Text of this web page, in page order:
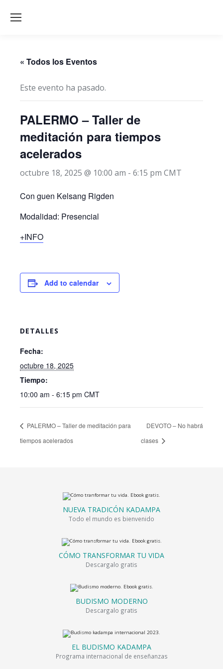
« Todos los Eventos
Este evento ha pasado.
PALERMO – Taller de
meditación para tiempos
acelerados
octubre 18, 2025 @ 10:00 am - 6:15 pm CMT
Con guen Kelsang Rigden
Modalidad: Presencial
+INFO
Add to calendar
DETALLES
Fecha:
octubre 18, 2025
Tiempo:
10:00 am - 6:15 pm CMT
PALERMO – Taller de meditación para
tiempos acelerados
DEVOTO – No habrá
clases
NUEVA TRADICÓN KADAMPA
Todo el mundo es bienvenido
CÓMO TRANSFORMAR TU VIDA
Descargalo gratis
BUDISMO MODERNO
Descargalo gratis
EL BUDISMO KADAMPA
Programa internacional de enseñanzas